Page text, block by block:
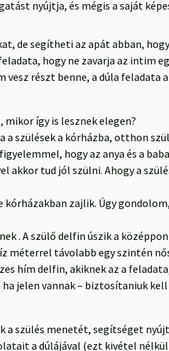
nyújtja, és mégis a saját
de segítheti az apát abban,
hogy ne zavarja az
vesz részt benne, a dúla feladata
mikor így is lesznek elegen?
szülések a kórházba, otthon
hogy az anya és a
akkor tud jól szülni. Ahogy a
zajlik. Úgy
. A szülő delfin úszik a
méterrel távolabb egy szintén
hím delfin, akiknek az a
jelen vannak – biztosítaniuk
szülés menetét, segítséget
a dúlájával (ezt kivétel